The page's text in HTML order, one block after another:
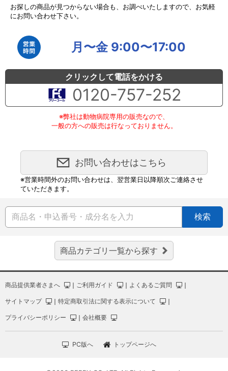
お探しの商品が見つからない場合も、お調べいたしますので、お気軽
にお問い合わせ下さい。
月〜金 9:00〜17:00
クリックして電話をかける
0120-757-252
※弊社は動物病院専用の販売なので、
一般の方への販売は行なっておりません。
お問い合わせはこちら
※営業時間外のお問い合わせは、翌営業日以降順次ご連絡させ
ていただきます。
検索
商品カテゴリ一覧から探す
商品提供業者さまへ ｜ ご利用ガイド ｜ よくあるご質問 ｜
サイトマップ ｜ 特定商取引法に関する表示について ｜
プライバシーポリシー ｜ 会社概要
PC版へ トップページへ